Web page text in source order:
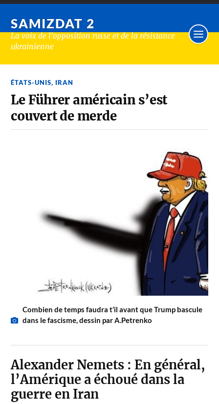
SAMIZDAT 2
La voix de l'opposition russe et de la résistance
ukrainienne
ÉTATS-UNIS, IRAN
Le Führer américain s’est
couvert de merde
Combien de temps faudra t’il avant que Trump bascule
dans le fascisme, dessin par A.Petrenko
Alexander Nemets : En général,
l’Amérique a échoué dans la
guerre en Iran